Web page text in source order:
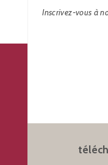
Inscrivez-vous à